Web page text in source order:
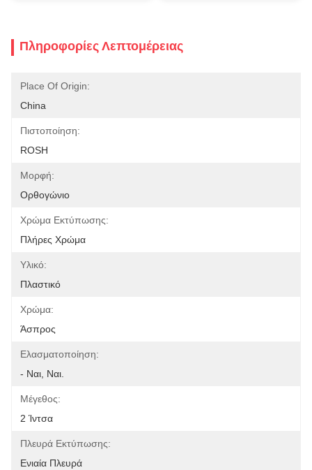
Πληροφορίες Λεπτομέρειας
Place Of Origin:
China
Πιστοποίηση:
ROSH
Μορφή:
Ορθογώνιο
Χρώμα Εκτύπωσης:
Πλήρες Χρώμα
Υλικό:
Πλαστικό
Χρώμα:
Άσπρος
Ελασματοποίηση:
- Ναι, Ναι.
Μέγεθος:
2 Ίντσα
Πλευρά Εκτύπωσης:
Ενιαία Πλευρά